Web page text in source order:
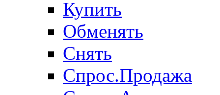
Купить
Обменять
Снять
Спрос.Продажа